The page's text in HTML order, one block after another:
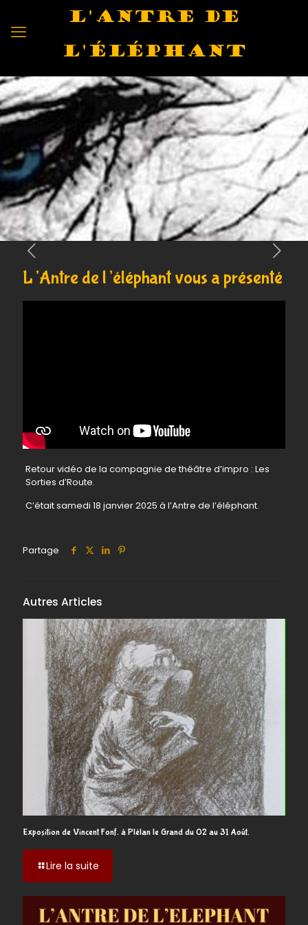
L'antre de
l'éléphant
L’Antre de l’éléphant vous a présenté
Retour vidéo de la compagnie de théâtre d’impro : Les
Sorties d’Route.
C’était samedi 18 janvier 2025 à l’Antre de l’éléphant.
Partage
Autres Articles
Exposition de Vincent Fonf. à Plélan le Grand du 02 au 31 Août.
Lire la suite
Exposition
Vincent
Fonf.
à